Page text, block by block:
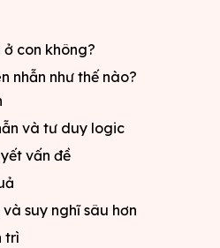
ở con không?
nhẫn như thế nào?
và tư duy logic
vấn đề
suy nghĩ sâu hơn
trì